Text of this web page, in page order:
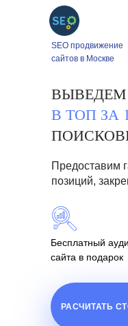
В ТОП ЗА
Предоставим
позиций,
SEO продвижение
сайтов в Москве
РАСЧИТАТЬ
Бесплатный
сайта в подарок